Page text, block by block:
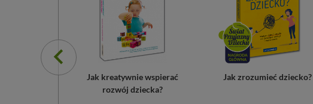
Jak kreatywnie wspierać
rozwój dziecka?
Jak zrozumieć dziecko?